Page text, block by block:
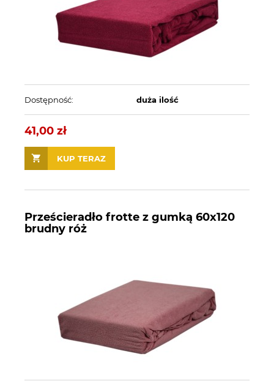
Dostępność: duża ilość
41,00 zł
KUP TERAZ
Prześcieradło frotte z gumką 60x120
brudny róż